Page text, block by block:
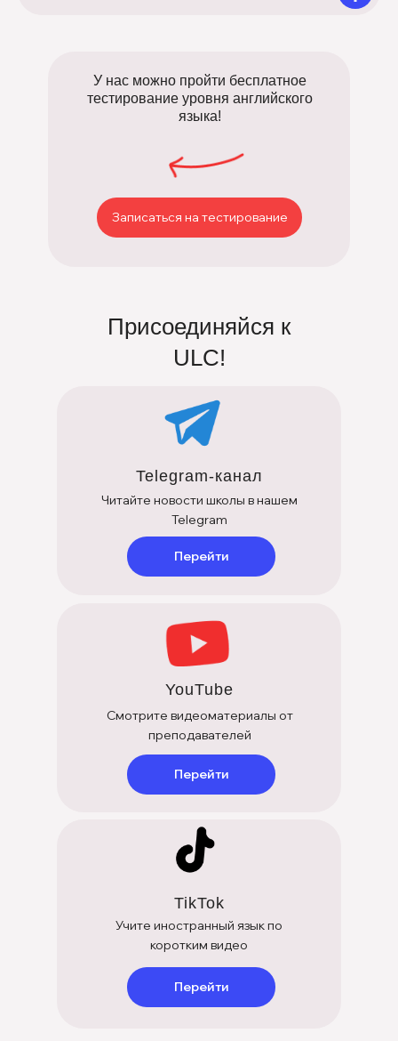
У нас можно пройти бесплатное
тестирование уровня английского
языка!
Записаться на тестирование
Присоединяйся к
ULC!
Telegram-канал
Читайте новости школы в нашем
Telegram
YouTube
Смотрите видеоматериалы от
преподавателей
TikTok
Учите иностранный язык по
коротким видео
Перейти
Перейти
Перейти
Онлайн-платформа ULC
Онлайн-тест
Цены
Блог
Контакты
+7 (901) 731-22-55
г. Москва, ул. Чаянова 12
Заказать звонок